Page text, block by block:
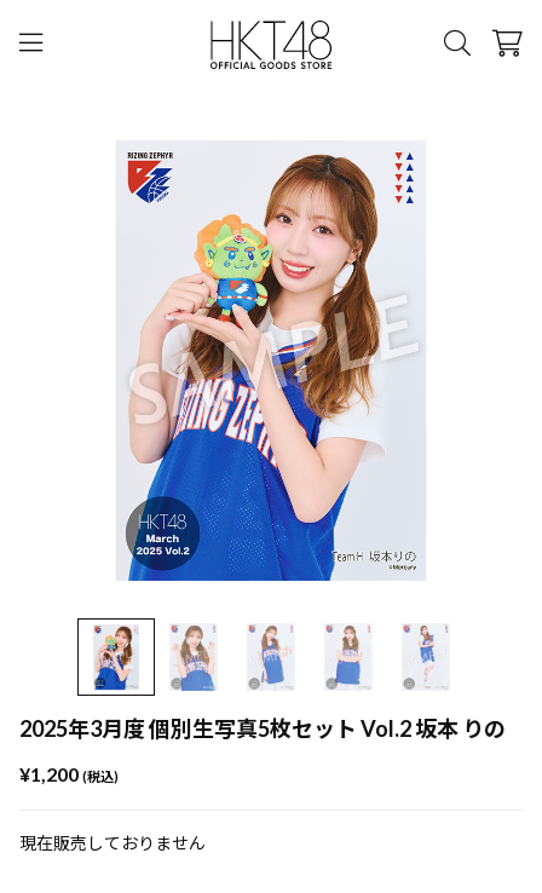
2025年3月度 個別生写真5枚セット Vol.2 坂本 りの
¥1,200 (税込)
現在販売しておりません